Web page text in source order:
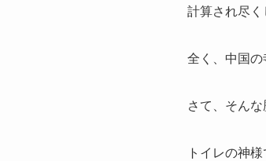
計算され尽く
全く、中国の
さて、そん
トイレの神